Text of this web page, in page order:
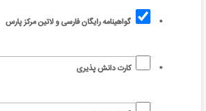
گواهینامه رایگان فارسی و لاتین مرکز پارس
کارت دانش پذیری